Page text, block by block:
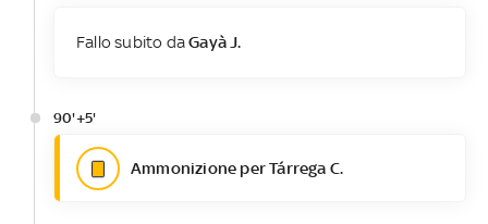
Fallo subito daGayà J.
90'+5'
Ammonizione per Tárrega C.